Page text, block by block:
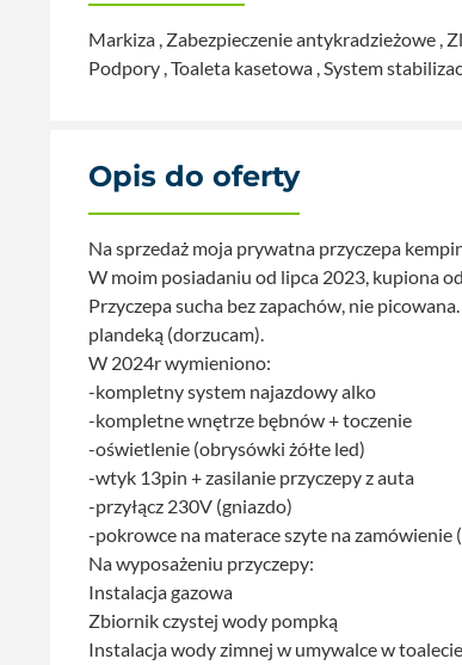
Opis do oferty
Na sprzedaż moja prywatna przyczepa
W moim posiadaniu od lipca 2023, kupiona
Przyczepa sucha bez zapachów, nie
plandeką (dorzucam).
W 2024r wymieniono:
-kompletny system najazdowy alko
-kompletne wnętrze bębnów + toczenie
-oświetlenie (obrysówki żółte led)
-wtyk 13pin + zasilanie przyczepy z auta
-przyłącz 230V (gniazdo)
-pokrowce na materace szyte na zamówienie
Na wyposażeniu przyczepy:
Instalacja gazowa
Zbiornik czystej wody pompką
Instalacja wody zimnej w umywalce w